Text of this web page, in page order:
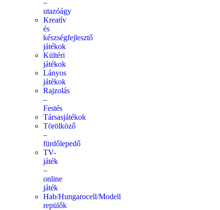
–
utazóágy
Kreatív
és
készségfejlesztő
játékok
Kültéri
játékok
Lányos
játékok
Rajzolás
–
Festés
Társasjátékok
Törölköző
–
fürdőlepedő
TV-
játék
–
online
játék
Hab/Hungarocell/Modell
repülők